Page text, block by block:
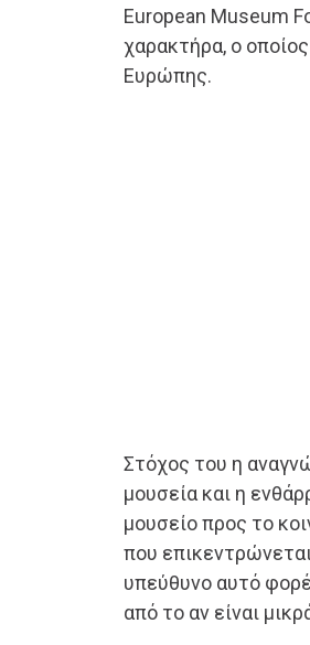
European Museum
χαρακτήρα, ο
Ευρώπης.
Στόχος του η
μουσεία και η
μουσείο προς το
που
υπεύθυνο αυτό
από το αν είναι